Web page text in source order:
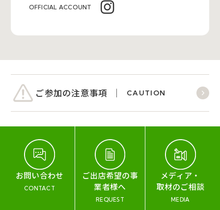
OFFICIAL ACCOUNT
ご参加の注意事項 CAUTION
お問い合わせ
CONTACT
ご出店希望の事
業者様へ
REQUEST
メディア・
取材のご相談
MEDIA